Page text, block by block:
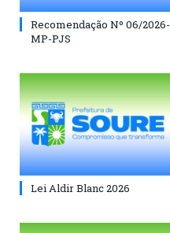
Recomendação Nº 06/2026-
MP-PJS
Lei Aldir Blanc 2026